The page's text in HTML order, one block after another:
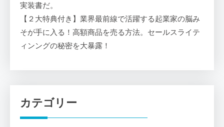
実装書だ。
【２大特典付き】業界最前線で活躍する起業家の脳み
そが手に入る！高額商品を売る方法。セールスライテ
ィンングの秘密を大暴露！
カテゴリー